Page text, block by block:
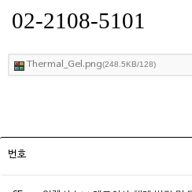
02-2108-5101
Thermal_Gel.png(248.5KB/128)
번호